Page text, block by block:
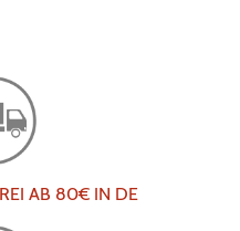
AB 80€ IN DE